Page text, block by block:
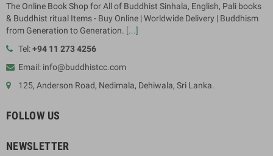
The Online Book Shop for All of Buddhist Sinhala, English, Pali books
& Buddhist ritual Items - Buy Online | Worldwide Delivery | Buddhism
from Generation to Generation. [...]
Tel:+94 11 273 4256
Email: info@buddhistcc.com
125, Anderson Road, Nedimala, Dehiwala, Sri Lanka.
FOLLOW US
NEWSLETTER